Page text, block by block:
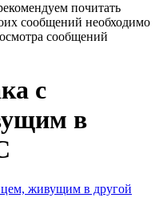
почитать
сообщений необходимо
сообщений
с
в
живущим в другой